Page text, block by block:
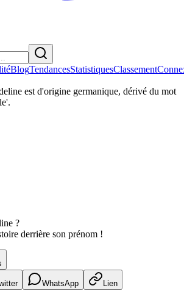
BlogTendancesStatistiquesClassement
est d'origine germanique, dérivé du mot
?
derrière son prénom !
WhatsApp Lien